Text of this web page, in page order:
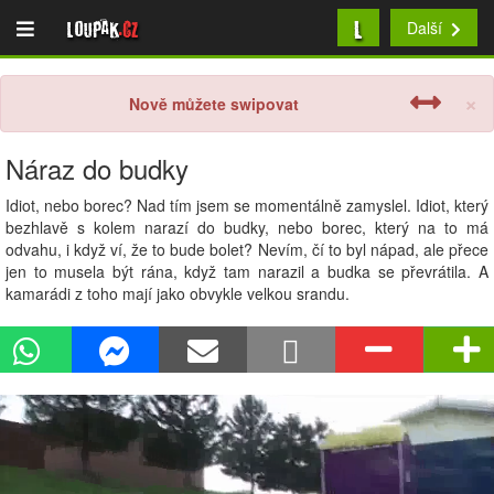
Loupak.cz L Další
×
Nově můžete swipovat
Náraz do budky
Idiot, nebo borec? Nad tím jsem se momentálně zamyslel. Idiot, který
bezhlavě s kolem narazí do budky, nebo borec, který na to má
odvahu, i když ví, že to bude bolet? Nevím, čí to byl nápad, ale přece
jen to musela být rána, když tam narazil a budka se převrátila. A
kamarádi z toho mají jako obvykle velkou srandu.